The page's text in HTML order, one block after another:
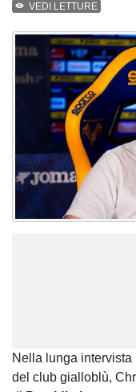
VEDI LETTURE
Nella lunga
del club gialloblù,